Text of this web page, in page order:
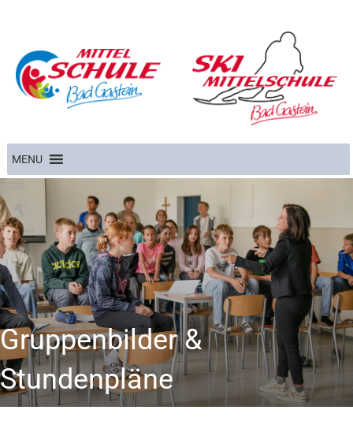
MENU
Gruppenbilder &
Stundenpläne